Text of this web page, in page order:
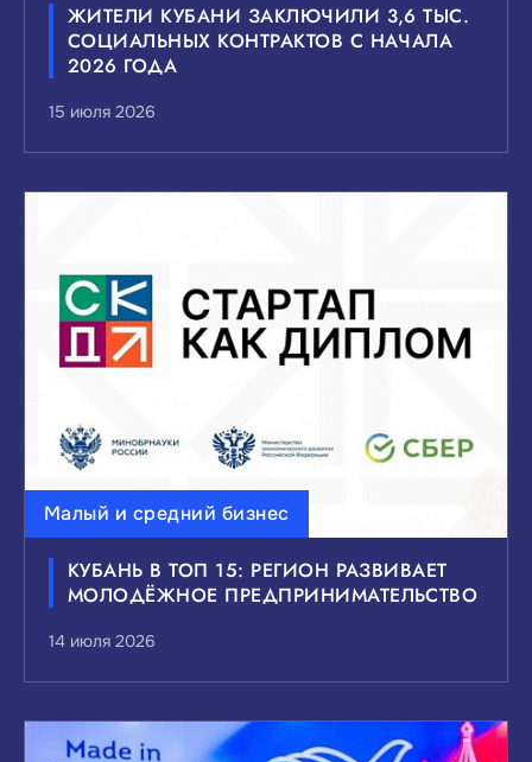
ЖИТЕЛИ КУБАНИ ЗАКЛЮЧИЛИ 3,6 ТЫС.
СОЦИАЛЬНЫХ КОНТРАКТОВ С НАЧАЛА
2026 ГОДА
15 июля 2026
Малый и средний бизнес
КУБАНЬ В ТОП 15: РЕГИОН РАЗВИВАЕТ
МОЛОДЁЖНОЕ ПРЕДПРИНИМАТЕЛЬСТВО
14 июля 2026